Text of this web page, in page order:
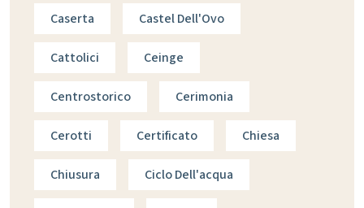
Caserta Castel Dell'Ovo
Cattolici Ceinge
Centrostorico Cerimonia
Cerotti Certificato Chiesa
Chiusura Ciclo Dell'acqua